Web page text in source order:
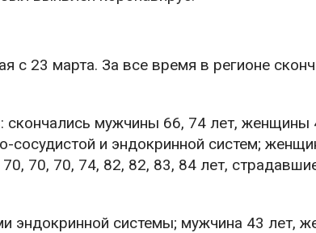
с 23 марта. За все время в регионе
скончались мужчины 66, 74 лет, женщины
сосудистой и эндокринной систем;
70, 70, 74, 82, 82, 83, 84 лет,
эндокринной системы; мужчина 43 лет,